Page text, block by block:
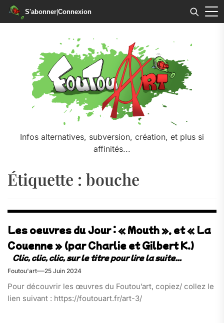
S'abonner|Connexion
Infos alternatives, subversion, création, et plus si
affinités...
Étiquette : bouche
Les oeuvres du Jour : « Mouth », et « La
Couenne » (par Charlie et Gilbert K.)
Foutou'art 25 Juin 2024
Pour découvrir les œuvres du Foutou’art, copiez/ collez le
lien suivant : https://foutouart.fr/art-3/